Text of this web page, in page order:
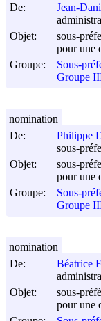
De:
Jean-
Objet:
sous-
pour une
Groupe:
Sous-
Groupe
De:
Philippe
sous-
Objet:
sous-
pour une
Groupe:
Sous-
Groupe
nomination
De:
Béatrice
Objet:
sous-
pour une
nomination